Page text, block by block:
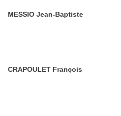
MESSIO Jean-Baptiste
CRAPOULET François